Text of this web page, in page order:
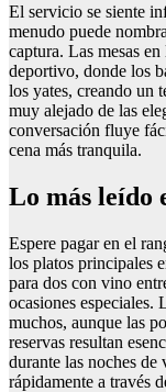
El servicio se siente
menudo puede
captura. Las mesas
deportivo, donde los
los yates, creando un
muy alejado de las
conversación fluye
cena más tranquila.
Lo más leído
Espere pagar en el
los platos principales
para dos con vino
ocasiones especiales.
muchos, aunque las
reservas resultan
durante las noches de
rápidamente a través